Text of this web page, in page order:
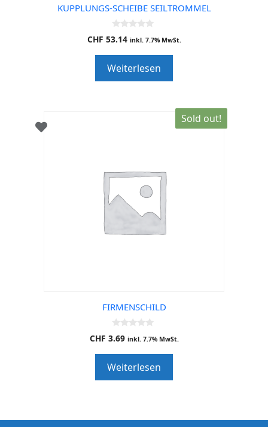
KUPPLUNGS-SCHEIBE SEILTROMMEL
0
o
o
f
5
CHF 53.14 inkl. 7.7% MwSt.
Weiterlesen
Sold out!
FIRMENSCHILD
0
o
o
f
5
CHF 3.69 inkl. 7.7% MwSt.
Weiterlesen